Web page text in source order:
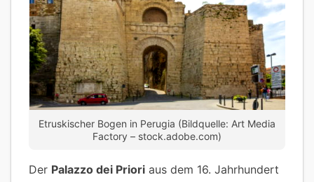
Etruskischer Bogen in Perugia (Bildquelle: Art Media
Factory – stock.adobe.com)
Der Palazzo dei Priori aus dem 16. Jahrhundert